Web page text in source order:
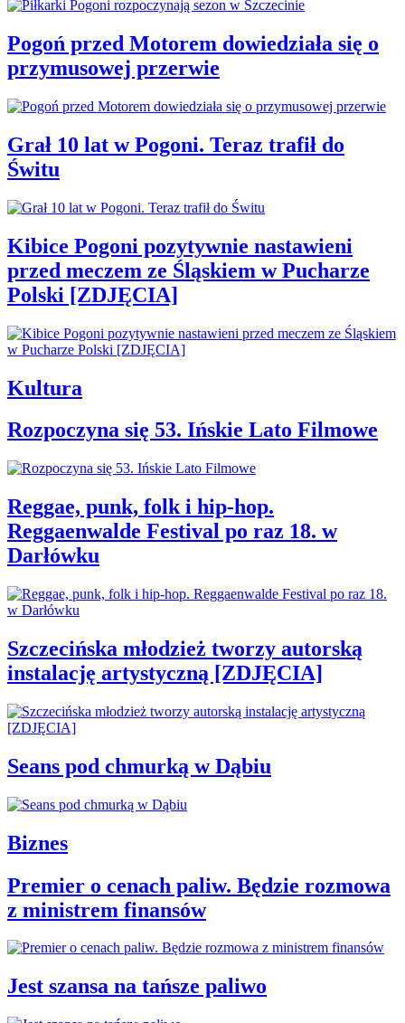
Pogoń przed Motorem dowiedziała się o
przymusowej przerwie
Grał 10 lat w Pogoni. Teraz trafił do
Świtu
Kibice Pogoni pozytywnie nastawieni
przed meczem ze Śląskiem w Pucharze
Polski [ZDJĘCIA]
Kultura
Rozpoczyna się 53. Ińskie Lato Filmowe
Reggae, punk, folk i hip-hop.
Reggaenwalde Festival po raz 18. w
Darłówku
Szczecińska młodzież tworzy autorską
instalację artystyczną [ZDJĘCIA]
Seans pod chmurką w Dąbiu
Biznes
Premier o cenach paliw. Będzie rozmowa
z ministrem finansów
Jest szansa na tańsze paliwo